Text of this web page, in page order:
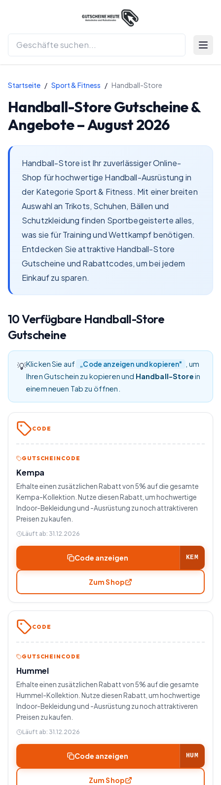
Startseite / Sport & Fitness / Handball-Store
Handball-StoreGutscheine &
Angebote –August 2026
Handball-Store ist Ihr zuverlässiger Online-
Shop für hochwertige Handball-Ausrüstung in
der Kategorie Sport & Fitness. Mit einer breiten
Auswahl an Trikots, Schuhen, Bällen und
Schutzkleidung finden Sportbegeisterte alles,
was sie für Training und Wettkampf benötigen.
Entdecken Sie attraktive Handball-Store
Gutscheine und Rabattcodes, um bei jedem
Einkauf zu sparen.
10Verfügbare Handball-Store
Gutscheine
💡Klicken Sie auf „Code anzeigen und kopieren"
, um
Ihren Gutschein zu kopieren und Handball-Storein
einem neuen Tab zu öffnen.
CODE
GUTSCHEINCODE
Kempa
Erhalte einen zusätzlichen Rabatt von 5% auf die gesamte
Kempa-Kollektion. Nutze diesen Rabatt, um hochwertige
Indoor-Bekleidung und -Ausrüstung zu noch attraktiveren
Preisen zu kaufen.
Läuft ab: 31.12.2026
Code anzeigen KEM
Zum Shop
CODE
GUTSCHEINCODE
Hummel
Erhalte einen zusätzlichen Rabatt von 5% auf die gesamte
Hummel-Kollektion. Nutze diesen Rabatt, um hochwertige
Indoor-Bekleidung und -Ausrüstung zu noch attraktiveren
Preisen zu kaufen.
Läuft ab: 31.12.2026
Code anzeigen HUM
Zum Shop